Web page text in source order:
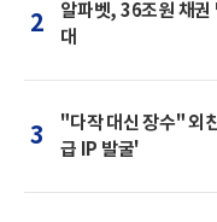
2
알파벳, 36조원 채
대
3
"다작 대신 장수" 외
급 IP 발굴'